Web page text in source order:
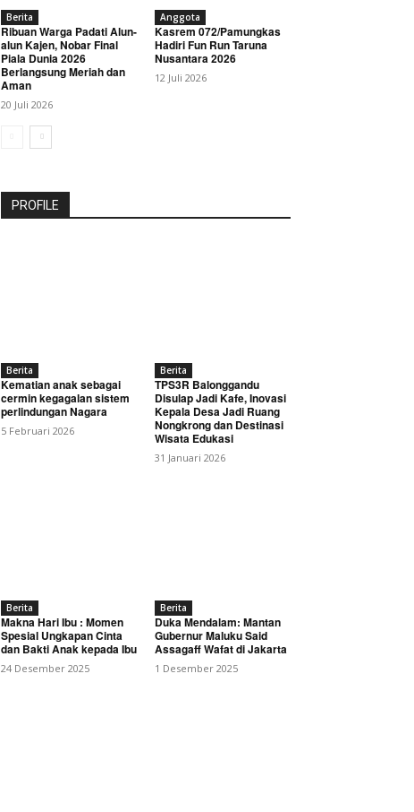
Berita
Ribuan Warga Padati Alun-
alun Kajen, Nobar Final
Piala Dunia 2026
Berlangsung Meriah dan
Aman
20 Juli 2026
Anggota
Kasrem 072/Pamungkas
Hadiri Fun Run Taruna
Nusantara 2026
12 Juli 2026
PROFILE
Berita
Kematian anak sebagai
cermin kegagalan sistem
perlindungan Nagara
5 Februari 2026
Berita
TPS3R Balonggandu
Disulap Jadi Kafe, Inovasi
Kepala Desa Jadi Ruang
Nongkrong dan Destinasi
Wisata Edukasi
31 Januari 2026
Berita
Makna Hari Ibu : Momen
Spesial Ungkapan Cinta
dan Bakti Anak kepada Ibu
24 Desember 2025
Berita
Duka Mendalam: Mantan
Gubernur Maluku Said
Assagaff Wafat di Jakarta
1 Desember 2025